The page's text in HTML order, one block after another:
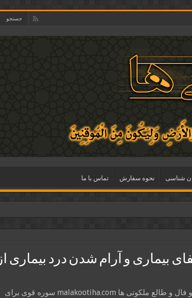
شناسی نحوه سفارش تماس با ما
بیماری و آرام شدن درد بیماری از
در این پست از سایت ذکر و دعا و فال و طالع ملکوتی ها malakootiha.com سوره قوی برای